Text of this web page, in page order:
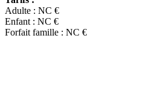
Adulte : NC €
Enfant : NC €
Forfait famille : NC €